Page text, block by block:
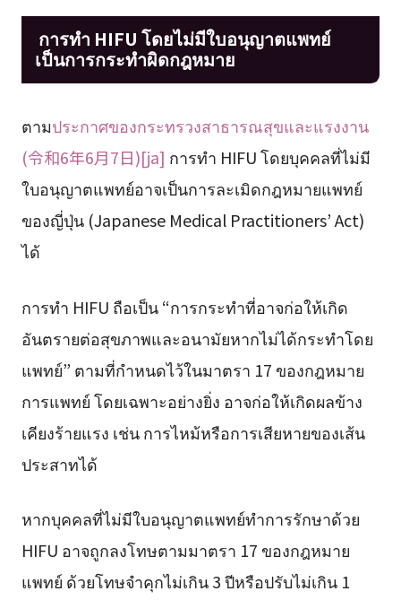
การทำ HIFU โดยไม่มีใบอนุญาตแพทย์
เป็นการกระทำผิดกฎหมาย
ตามประกาศของกระทรวงสาธารณสุขและแรงงาน
(令和6年6月7日)[ja] การทำ HIFU โดยบุคคลที่ไม่มี
ใบอนุญาตแพทย์อาจเป็นการละเมิดกฎหมายแพทย์
ของญี่ปุ่น (Japanese Medical Practitioners’ Act)
ได้
การทำ HIFU ถือเป็น “การกระทำที่อาจก่อให้เกิด
อันตรายต่อสุขภาพและอนามัยหากไม่ได้กระทำโดย
แพทย์” ตามที่กำหนดไว้ในมาตรา 17 ของกฎหมาย
การแพทย์ โดยเฉพาะอย่างยิ่ง อาจก่อให้เกิดผลข้าง
เคียงร้ายแรง เช่น การไหม้หรือการเสียหายของเส้น
ประสาทได้
หากบุคคลที่ไม่มีใบอนุญาตแพทย์ทำการรักษาด้วย
HIFU อาจถูกลงโทษตามมาตรา 17 ของกฎหมาย
แพทย์ ด้วยโทษจำคุกไม่เกิน 3 ปีหรือปรับไม่เกิน 1